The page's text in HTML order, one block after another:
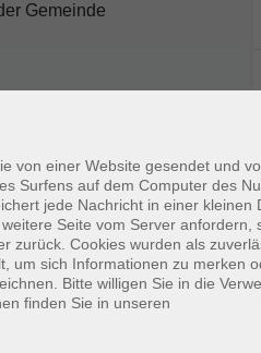
Gemeinde
18:00
von einer Website gesendet und
Surfens auf dem Computer des
jede Nachricht in einer kleinen
Seite vom Server anfordern,
zurück. Cookies wurden als
um sich Informationen zu merken
Bitte willigen Sie in die
finden Sie in unseren